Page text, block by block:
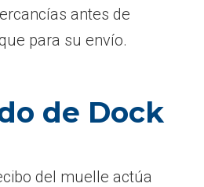
antes de
para su envío.
de Dock
del muelle actúa